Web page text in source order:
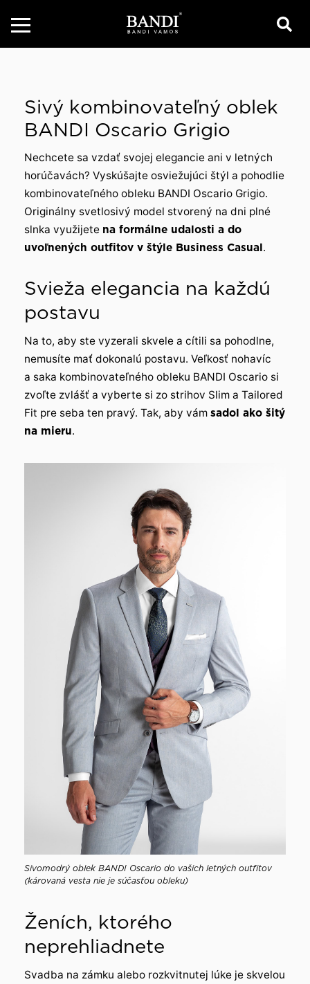
Sivý kombinovateľný oblek
BANDI Oscario Grigio
Nechcete sa vzdať svojej elegancie ani v letných
horúčavách? Vyskúšajte osviežujúci štýl a pohodlie
kombinovateľného obleku BANDI Oscario Grigio.
Originálny svetlosivý model stvorený na dni plné
slnka využijete na formálne udalosti a do
uvoľnených outfitov v štýle Business Casual.
Svieža elegancia na každú
postavu
Na to, aby ste vyzerali skvele a cítili sa pohodlne,
nemusíte mať dokonalú postavu. Veľkosť nohavíc
a saka kombinovateľného obleku BANDI Oscario si
zvoľte zvlášť a vyberte si zo strihov Slim a Tailored
Fit pre seba ten pravý. Tak, aby vám sadol ako šitý
na mieru.
Sivomodrý oblek BANDI Oscario do vašich letných outfitov
(károvaná vesta nie je súčasťou obleku)
Ženích, ktorého
neprehliadnete
Svadba na zámku alebo rozkvitnutej lúke je skvelou